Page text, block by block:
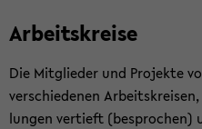
Ar­beits­krei­se
Die Mit­glie­der und Pro­jek­te
ver­schie­de­nen
lun­gen ver­tieft (be­spro­chen)